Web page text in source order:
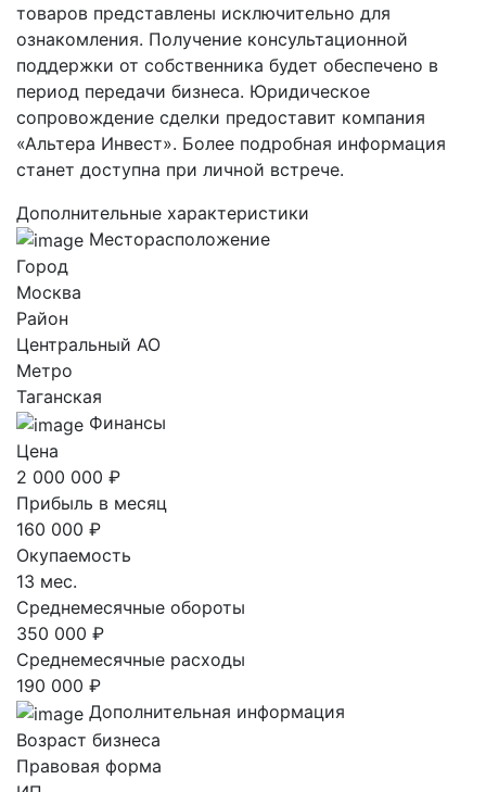
товаров представлены исключительно для
ознакомления. Получение консультационной
поддержки от собственника будет обеспечено в
период передачи бизнеса. Юридическое
сопровождение сделки предоставит компания
«Альтера Инвест». Более подробная информация
станет доступна при личной встрече.
Дополнительные характеристики
Месторасположение
Город
Москва
Район
Центральный AO
Метро
Таганская
Финансы
Цена
2 000 000 ₽
Прибыль в месяц
160 000 ₽
Окупаемость
13 мес.
Среднемесячные обороты
350 000 ₽
Среднемесячные расходы
190 000 ₽
Дополнительная информация
Возраст бизнеса
Правовая форма